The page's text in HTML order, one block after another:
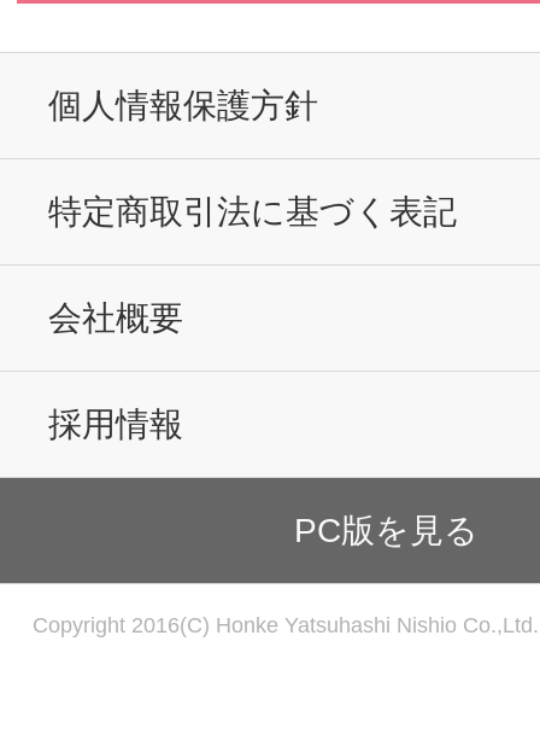
個人情報保護方針
特定商取引法に基づく表記
会社概要
採用情報
PC版を見る
Copyright 2016(C) Honke Yatsuhashi Nishio